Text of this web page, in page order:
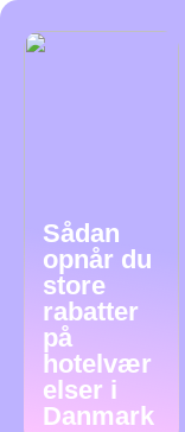
Sådan
opnår du
store
rabatter
på
hotelvær
elser i
Danmark